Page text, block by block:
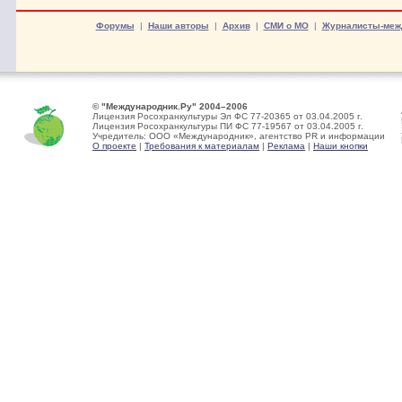
Форумы | Наши авторы | Архив| СМИ о МО| Журналисты-
© "Международник.Ру" 2004–2006
Лицензия Росохранкультуры Эл ФС 77-20365 от 03.04.2005 г.
Лицензия Росохранкультуры ПИ ФС 77-19567 от 03.04.2005 г.
Учредитель: ООО «Международник», агентство PR и информации
О проекте | Требования к материалам | Реклама | Наши кнопки